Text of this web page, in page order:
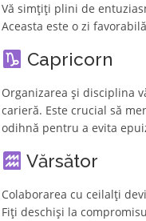
Vă simțiți plini de
Aceasta este o zi
Capricorn
Organizarea și disciplina
carieră. Este crucial să
odihnă pentru a evita
Vărsător
Colaborarea cu ceilalți
Fiți deschiși la